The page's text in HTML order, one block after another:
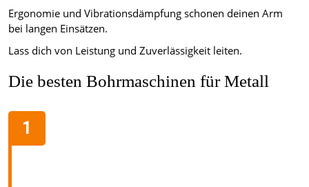
Ergonomie und Vibrationsdämpfung schonen deinen Arm
bei langen Einsätzen.
Lass dich von Leistung und Zuverlässigkeit leiten.
Die besten Bohrmaschinen für Metall